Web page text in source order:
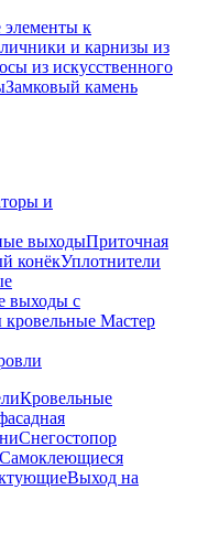
к
и карнизы из
из искусственного
Замковый камень
и
выходыПриточная
конёкУплотнители
выходы с
Мастер
Кровельные
Снегостопор
Самоклеющиеся
Выход на